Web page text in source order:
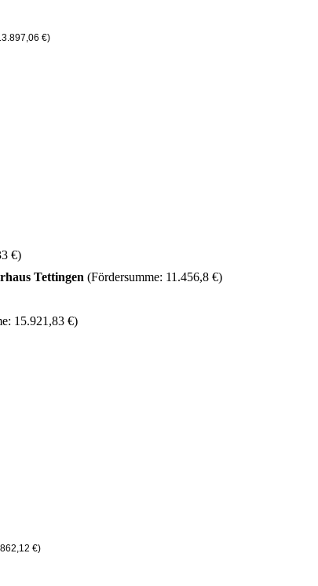
€)
€)
Tettingen (Fördersumme: 11.456,8 €)
15.921,83 €)
€)